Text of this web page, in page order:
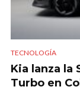
TECNOLOGÍA
Kia lanza la
Turbo en